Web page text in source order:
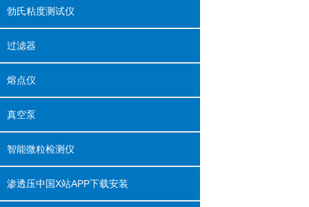
勃氏粘度测试仪
过滤器
熔点仪
真空泵
智能微粒检测仪
渗透压中国X站APP下载安装